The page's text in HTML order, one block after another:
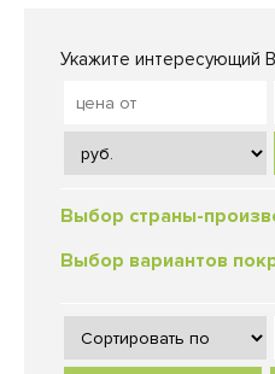
Укажите интересующий
Выбор страны-
Выбор вариантов